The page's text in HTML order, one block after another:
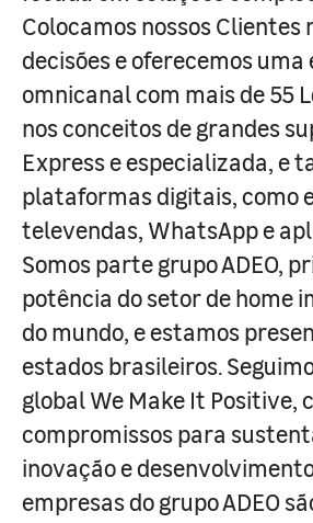
Colocamos nossos Clientes
decisões e oferecemos
omnicanal com mais de 55
nos conceitos de grandes
Express e especializada, e
plataformas digitais, como
televendas, WhatsApp e
Somos parte grupo ADEO,
potência do setor de home
do mundo, e estamos
estados brasileiros.
global We Make It Positive,
compromissos para
inovação e
empresas do grupo ADEO